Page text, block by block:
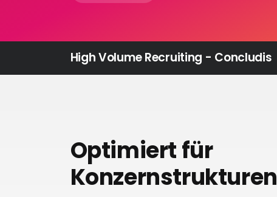
High Volume Recruiting - Concludis
Optimiert für
Konzernstrukturen